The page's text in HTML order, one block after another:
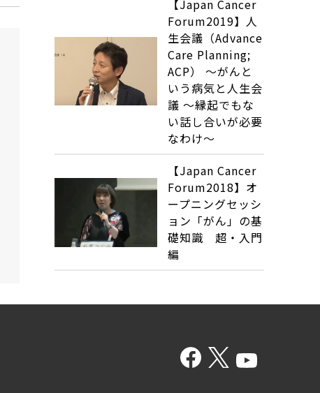
【Japan Cancer
Forum2019】人
生会議（Advance
Care Planning;
ACP） ～がんと
いう病気と人生会
議 ～縁起でもな
い話し合いが必要
なわけ～
【Japan Cancer
Forum2018】オ
ープニングセッシ
ョン「がん」の基
礎知識 超・入門
編